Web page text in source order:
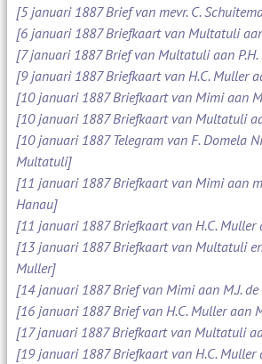
[5 januari 1887 Brief van mevr. C.
[6 januari 1887 Briefkaart van Multatuli
[7 januari 1887 Brief van Multatuli aan
[9 januari 1887 Briefkaart van H.C. Muller
[10 januari 1887 Briefkaart van Mimi aan
[10 januari 1887 Briefkaart van Multatuli
[10 januari 1887 Telegram van F. Domela
Multatuli]
[11 januari 1887 Briefkaart van Mimi aan
Hanau]
[11 januari 1887 Briefkaart van H.C.
[13 januari 1887 Briefkaart van Multatuli
Muller]
[14 januari 1887 Brief van Mimi aan M.J.
[16 januari 1887 Brief van H.C. Muller aan
[17 januari 1887 Briefkaart van Multatuli
[19 januari 1887 Briefkaart van H.C.